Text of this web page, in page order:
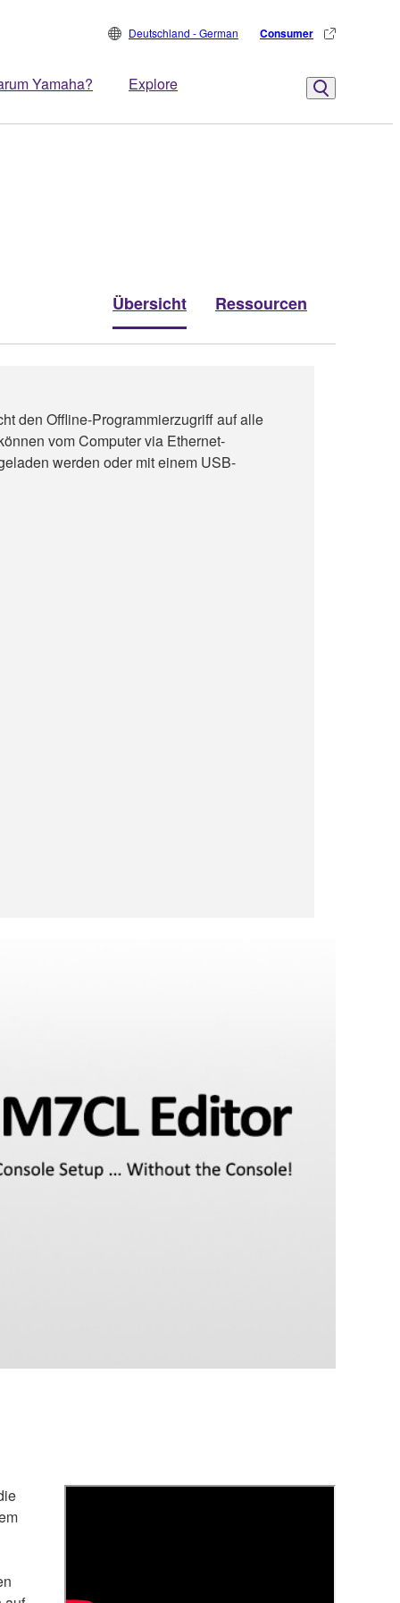
Yamaha? Explore
Deutschland - German Consumer
Übersicht Ressourcen
den Offline-Programmierzugriff auf alle
vom Computer via Ethernet-
werden oder mit einem USB-